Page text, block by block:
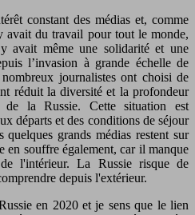
constant des médias et, comme
avait du travail pour tout le monde,
avait même une solidarité et une
l’invasion à grande échelle de
journalistes ont choisi de
réduit la diversité et la profondeur
de la Russie. Cette situation est
départs et des conditions de séjour
grands médias restent sur
en souffre également, car il manque
l'intérieur. La Russie risque de
depuis l'extérieur.
en 2020 et je sens que le lien